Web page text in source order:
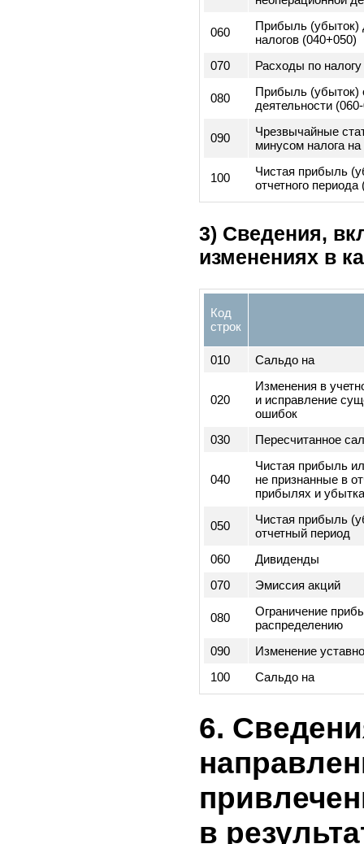
020
Доходы и
операционной
(доходы -
Операционные
Прибыль/
(010+020-030)
Прибыль
070 Расходы по
деятельности
090
100 Чистая
отчетного
3) Сведения,
изменениях в
010
Изменения в
и
ошибок
040
не признанные
прибылях и
050 Чистая
отчетный
060
Дивиденды
070 Эмиссия акций
080
распределению